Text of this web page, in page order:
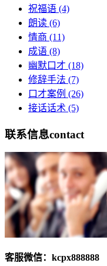
祝福语 (4)
朗读 (6)
情商 (11)
成语 (8)
幽默口才 (18)
修辞手法 (7)
口才案例 (26)
接话话术 (5)
联系信息contact
客服微信：kcpx888888